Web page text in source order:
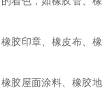
胶印章、橡皮布、橡
胶屋面涂料、橡胶地